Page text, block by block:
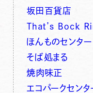
坂田百貨店
That’s Bock
ほんものセンター
そば処まる
焼肉味正
エコパークセンタ